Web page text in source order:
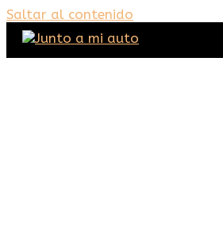
Saltar al contenido